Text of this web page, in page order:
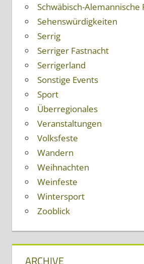
Schwäbisch-Alemannische
Sehenswürdigkeiten
Serrig
Serriger Fastnacht
Serrigerland
Sonstige Events
Sport
Überregionales
Veranstaltungen
Volksfeste
Wandern
Weihnachten
Weinfeste
Wintersport
Zooblick
ARCHIVE